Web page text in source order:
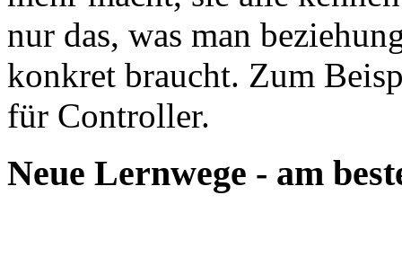
nur das, was man
konkret braucht. Zum
für Controller.
Neue Lernwege - am